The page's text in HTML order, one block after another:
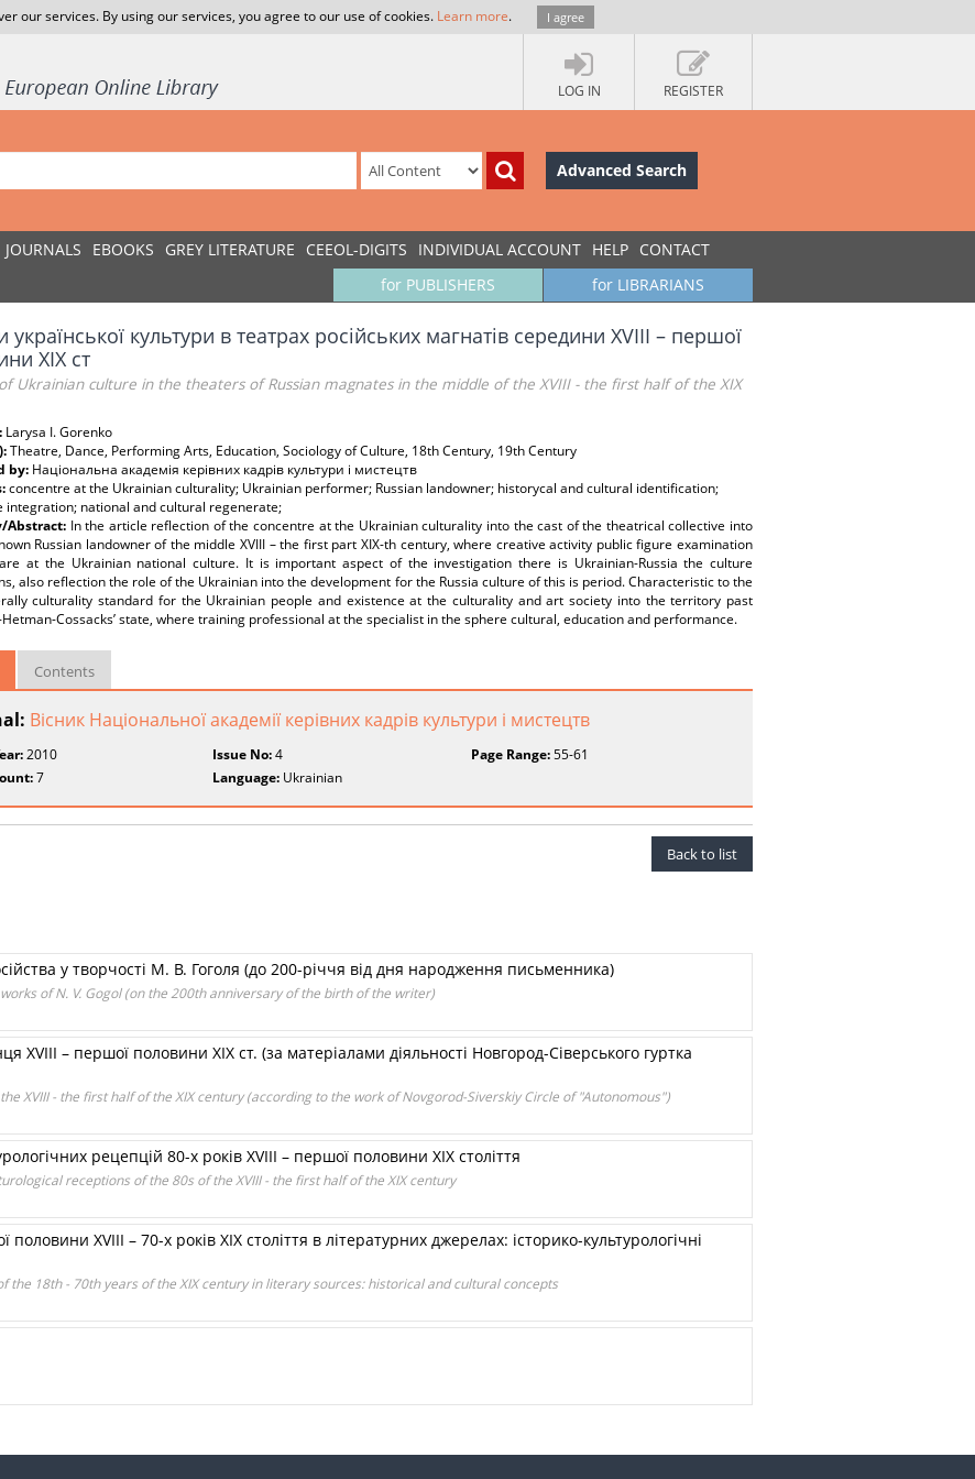
our services. By using our services, you agree to our use of cookies. Learn more. I agree
LOG IN REGISTER
Advanced Search
JOURNALS EBOOKS GREY LITERATURE CEEOL-DIGITS INDIVIDUAL ACCOUNT HELP CONTACT
for LIBRARIANS
for PUBLISHERS
української культури в театрах російських магнатів середини XVIII – першої
XIX ст
Ukrainian culture in the theaters of Russian magnates in the middle of the XVIII - the first half of the XIX
Larysa I. Gorenko
Theatre, Dance, Performing Arts, Education, Sociology of Culture, 18th Century, 19th Century
by: Національна академія керівних кадрів культури і мистецтв
cоncentre at the Ukrainian culturality; Ukrainian performer; Russian landowner; historycal and cultural identification;
integration; national and cultural regenerate;
Abstract: In the article reflection of the соncentre at the Ukrainian culturality into the cast of the theatrical collective into
Russian landowner of the middle XVIII – the first part XIX-th century, where creative activity public figure examination
at the Ukrainian national culture. It is important aspect of the investigation there is Ukrainian-Russia the culture
also reflection the role of the Ukrainian into the development for the Russia culture of this is period. Characteristic to the
culturality standard for the Ukrainian people and existence at the culturality and art society into the territory past
Cossacks’ state, where training professional at the specialist in the sphere cultural, education and performance.
Contents
Вісник Національної академії керівних кадрів культури і мистецтв
2010 Issue No:4 Page Range:55-61
7 Language: Ukrainian
Back to list
у творчості М. В. Гоголя (до 200-річчя від дня народження письменника)
of N. V. Gogol (on the 200th anniversary of the birth of the writer)
XVIII – першої половини XIX ст. (за матеріалами діяльності Новгород-Сіверського гуртка
XVIII - the first half of the XIX century (according to the work of Novgorod-Siverskiy Circle of "Autonomous")
рецепцій 80-х років XVIII – першої половини XIX століття
receptions of the 80s of the XVIII - the first half of the XIX century
XVIII – 70-х років ХІХ століття в літературних джерелах: історико-культурологічні
the 18th - 70th years of the XIX century in literary sources: historical and cultural concepts